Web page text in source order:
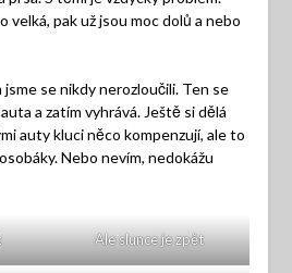
velká, pak už jsou moc dolů a nebo
se nikdy nerozloučili. Ten se
a zatím vyhrává. Ještě si dělá
auty kluci něco kompenzují, ale to
Nebo nevím, nedokážu
Ale slunce je zpět